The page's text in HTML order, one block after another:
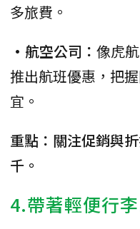
多旅費。
•航空公司： 像虎
推出航班優惠，把
宜。
重點：關注促銷與
千。
4.帶著輕便行